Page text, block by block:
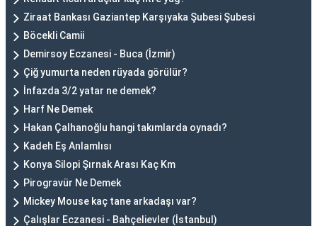
Ziraat Bankası Gaziantep Karşıyaka Şubesi Şubesi
Böcekli Camii
Demirsoy Eczanesi - Buca (İzmir)
Çiğ yumurta neden rüyada görülür?
İnfazda 3/2 yatar ne demek?
Harf Ne Demek
Hakan Çalhanoğlu hangi takımlarda oynadı?
Kadeh Eş Anlamlısı
Konya Silopi Şırnak Arası Kaç Km
Pirogravür Ne Demek
Mickey Mouse kaç tane arkadaşı var?
Çalışlar Eczanesi - Bahçelievler (İstanbul)